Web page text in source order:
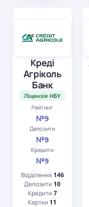
Креді
Агріколь
Банк
Ліцензія НБУ
Рейтинг
№9
Депозити
№9
Кредити
№9
Відділення 146
Депозити 10
Кредити 7
Картки 11